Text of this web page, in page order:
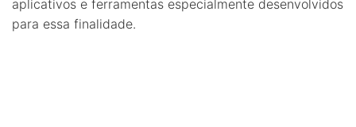
aplicativos e ferramentas especialmente desenvolvidos
para essa finalidade.